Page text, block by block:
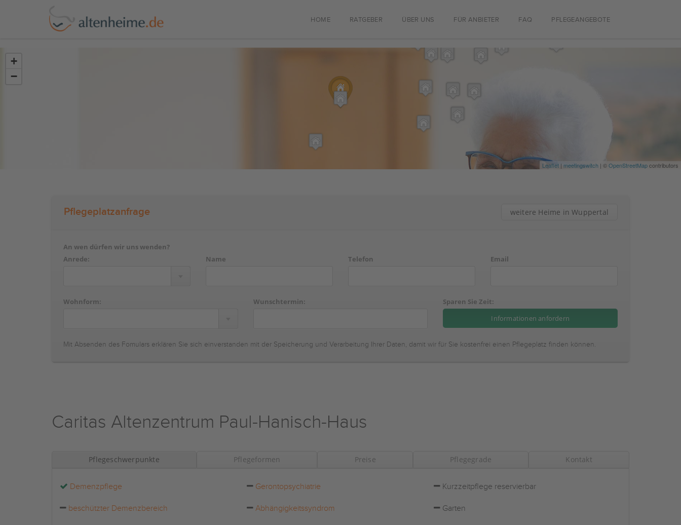
HOME RATGEBER ÜBER UNS FÜR ANBIETER FAQ PFLEGEANGEBOTE
+
−
Leaflet | meetingswitch | ©OpenStreetMapcontributors
Pflegeplatzanfrage weitere Heime in Wuppertal
An wen dürfen wir uns wenden?
Anrede:
Name Telefon Email
Wohnform: Wunschtermin: Sparen Sie Zeit:
Mit Absenden des Fomulars erklären Sie sich einverstanden mit der Speicherung und Verarbeitung Ihrer Daten, damit wir für Sie kostenfrei einen Pflegeplatz finden können.
Caritas Altenzentrum Paul-Hanisch-Haus
Pflegeschwerpunkte Pflegeformen Preise Pflegegrade Kontakt
Demenzpflege Gerontopsychiatrie Kurzzeitpflege reservierbar
beschützter Demenzbereich Abhängigkeitssyndrom Garten